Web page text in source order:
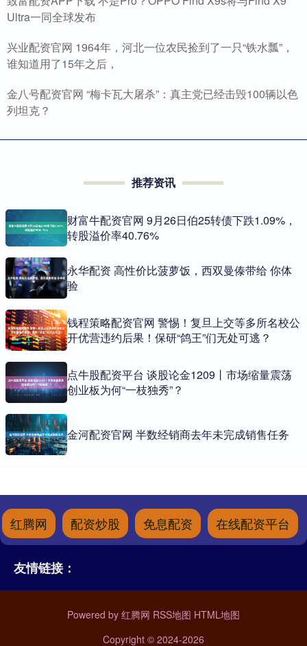
Ultra一同全球发布
兴业配资官网 1964年，河北一位农民捡到了一只“铁水瓢”，
谁知道用了15年之后，
金八号配资官网 “梅卡瓦大屠杀”：真主党已经击毁100辆以色
列坦克？
推荐资讯
财富牛配资官网 9月26日伯25转债下跌1.09%，
转股溢价率40.76%
永华配资 高性价比菠萝饭，西双曼傣带给 你体
验
钱程策略配资官网 警惕！复旦上交等多所名校公
开优营违约后果！保研“鸽王”们无处可逃？
点牛股配资平台 谈股论金1209丨市场缩量震荡
创业板为何“一枝独秀”？
金河配资官网 半数经销商去年未完成销售任务
红腾网 配资炒股 免息配资 在线配资平台
友情链接：
Powered by 红腾网 RSS地图 HTML地图
Copyright © 2024-2026